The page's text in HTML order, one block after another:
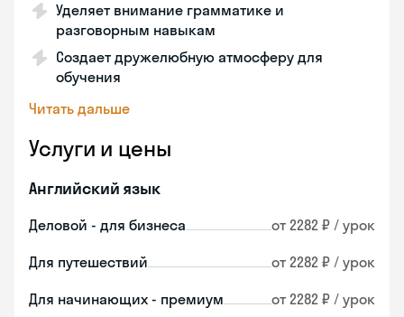
Уделяет внимание грамматике и
разговорным навыкам
Создает дружелюбную атмосферу для
обучения
Читать дальше
Услуги и цены
Английский язык
Деловой - для бизнеса от 2282 ₽ / урок
Для путешествий от 2282 ₽ / урок
Для начинающих - премиум от 2282 ₽ / урок